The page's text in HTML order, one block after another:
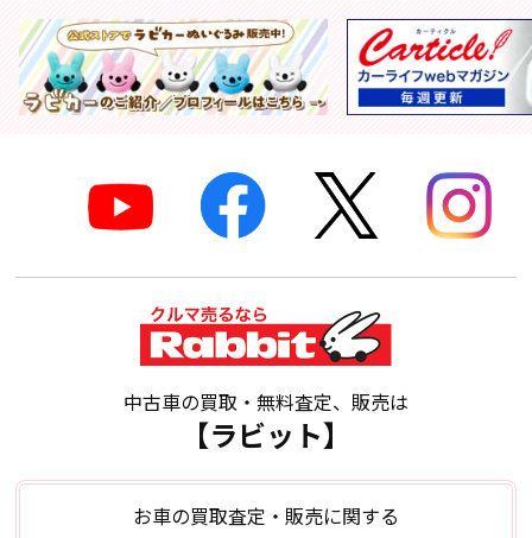
中古車の買取・無料査定、販売は
【ラビット】
お車の買取査定・販売に関する